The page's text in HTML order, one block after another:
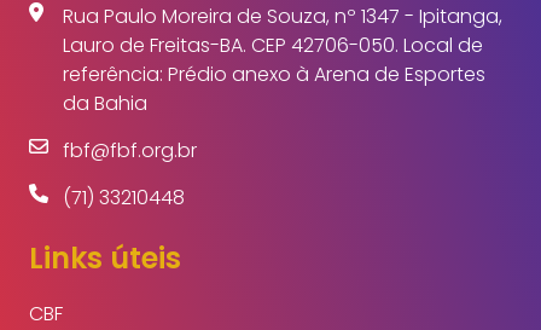
Rua Paulo Moreira de Souza, nº 1347 - Ipitanga,
Lauro de Freitas-BA. CEP 42706-050. Local de
referência: Prédio anexo à Arena de Esportes
da Bahia
fbf@fbf.org.br
(71) 33210448
Links úteis
CBF